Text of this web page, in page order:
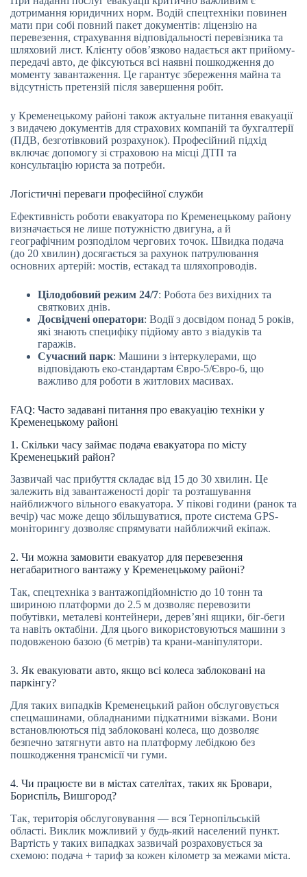
дотримання юридичних норм. Водій спецтехніки повинен
мати при собі повний пакет документів: ліцензію на
перевезення, страхування відповідальності перевізника та
шляховий лист. Клієнту обов’язково надається акт прийому-
передачі авто, де фіксуються всі наявні пошкодження до
моменту завантаження. Це гарантує збереження майна та
відсутність претензій після завершення робіт.
у Кременецькому районі також актуальне питання евакуації
з видачею документів для страхових компаній та бухгалтерії
(ПДВ, безготівковий розрахунок). Професійний підхід
включає допомогу зі страховою на місці ДТП та
консультацію юриста за потреби.
Логістичні переваги професійної служби
Ефективність роботи евакуатора по Кременецькому району
визначається не лише потужністю двигуна, а й
географічним розподілом чергових точок. Швидка подача
(до 20 хвилин) досягається за рахунок патрулювання
основних артерій: мостів, естакад та шляхопроводів.
Цілодобовий режим 24/7: Робота без вихідних та
святкових днів.
Досвідчені оператори: Водії з досвідом понад 5 років,
які знають специфіку підйому авто з віадуків та
гаражів.
Сучасний парк: Машини з інтеркулерами, що
відповідають еко-стандартам Євро-5/Євро-6, що
важливо для роботи в житлових масивах.
FAQ: Часто задавані питання про евакуацію техніки у
Кременецькому районі
1. Скільки часу займає подача евакуатора по місту
Кременецький район?
Зазвичай час прибуття складає від 15 до 30 хвилин. Це
залежить від завантаженості доріг та розташування
найближчого вільного евакуатора. У пікові години (ранок та
вечір) час може дещо збільшуватися, проте система GPS-
моніторингу дозволяє спрямувати найближчий екіпаж.
2. Чи можна замовити евакуатор для перевезення
негабаритного вантажу у Кременецькому районі?
Так, спецтехніка з вантажопідйомністю до 10 тонн та
шириною платформи до 2.5 м дозволяє перевозити
побутівки, металеві контейнери, дерев’яні ящики, біг-беги
та навіть октабіни. Для цього використовуються машини з
подовженою базою (6 метрів) та крани-маніпулятори.
3. Як евакуювати авто, якщо всі колеса заблоковані на
паркінгу?
Для таких випадків Кременецький район обслуговується
спецмашинами, обладнаними підкатними візками. Вони
встановлюються під заблоковані колеса, що дозволяє
безпечно затягнути авто на платформу лебідкою без
пошкодження трансмісії чи гуми.
4. Чи працюєте ви в містах сателітах, таких як Бровари,
Бориспіль, Вишгород?
Так, територія обслуговування — вся Тернопільській
області. Виклик можливий у будь-який населений пункт.
Вартість у таких випадках зазвичай розраховується за
схемою: подача + тариф за кожен кілометр за межами міста.